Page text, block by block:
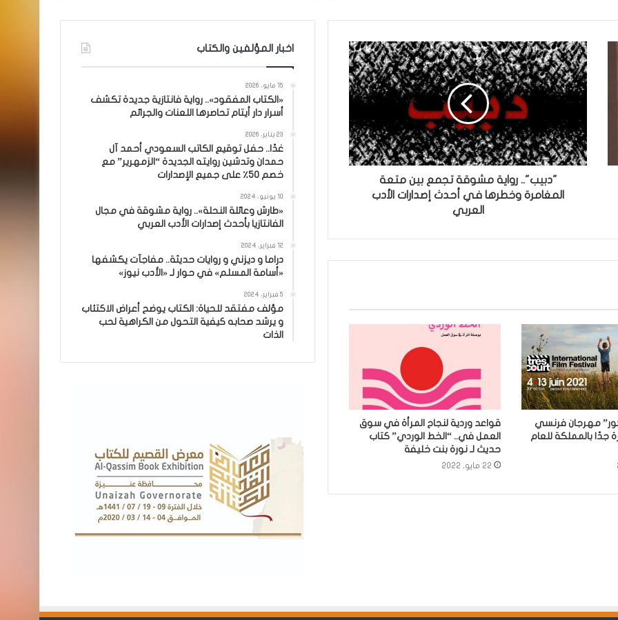
"دبيب".. رواية مشوقة تجمع بين متعة
المغامرة وخطرها في أحدث إصدارات الأدب
العربي
مهرجان فرنسي
جدًا بالمملكة للعام
قواعد وردية لنجاح المرأة في سوق
العمل في.. “الخط الوردي” كتاب
حديث لـ نورة بنت خليفة
22 مايو، 2022
اخبار المؤلفين والكتاب
15 مايو، 2026
«الكتاب المفقود».. رواية فانتازية جديدة تكشف
أسرار دار أيتام تحاصرها اللعنات والجرائم
23 يناير، 2026
غدًا.. حفل توقيع الكاتب السعودي أحمد آل
حمدان وتدشين روايته الجديدة “الزمهرير” مع
خصم 50٪ على جميع الإصدارات
10 يونيو، 2024
«طارش وعائلة النحلة».. رواية مشوقة في مجال
الفانتازيا بأحدث إصدارات الأدب العربي
12 فبراير، 2024
دراما و ديزني و روايات حديثة.. مفاجآت يكشفها
«أسامة المسلم» في حوار لـ «الأدب نيوز»
5 فبراير، 2024
مؤلف مفتقد للحياة: الكتاب يوضح أعراض الاكتئاب
و يرشد صحابه كيفية التحول من الكراهية لحب
الذات